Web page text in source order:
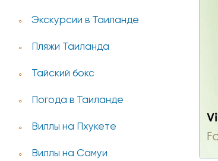
Экскурсии в Таиланде
Пляжи Таиланда
Тайский бокс
Погода в Таиланде
Виллы на Пхукете
Виллы на Самуи